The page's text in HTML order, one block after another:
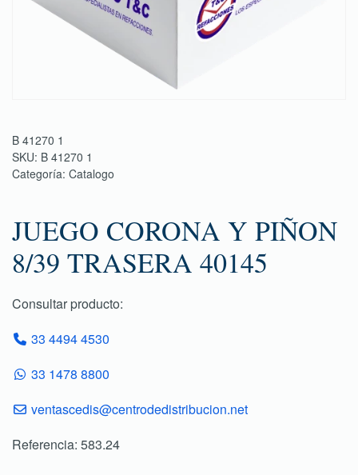
B 41270 1
SKU: B 41270 1
Categoría: Catalogo
JUEGO CORONA Y PIÑON
8/39 TRASERA 40145
Consultar producto:
33 4494 4530
33 1478 8800
ventascedis@centrodedistribucion.net
Referencia: 583.24